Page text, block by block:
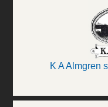
K A Almgren